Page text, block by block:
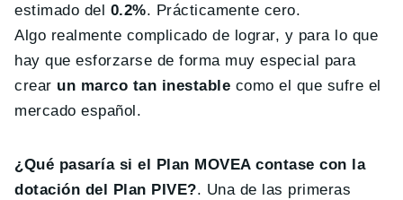
estimado del 0.2%. Prácticamente cero.
Algo realmente complicado de lograr, y para lo que
hay que esforzarse de forma muy especial para
crear un marco tan inestable como el que sufre el
mercado español.
¿Qué pasaría si el Plan MOVEA contase con la
dotación del Plan PIVE?. Una de las primeras